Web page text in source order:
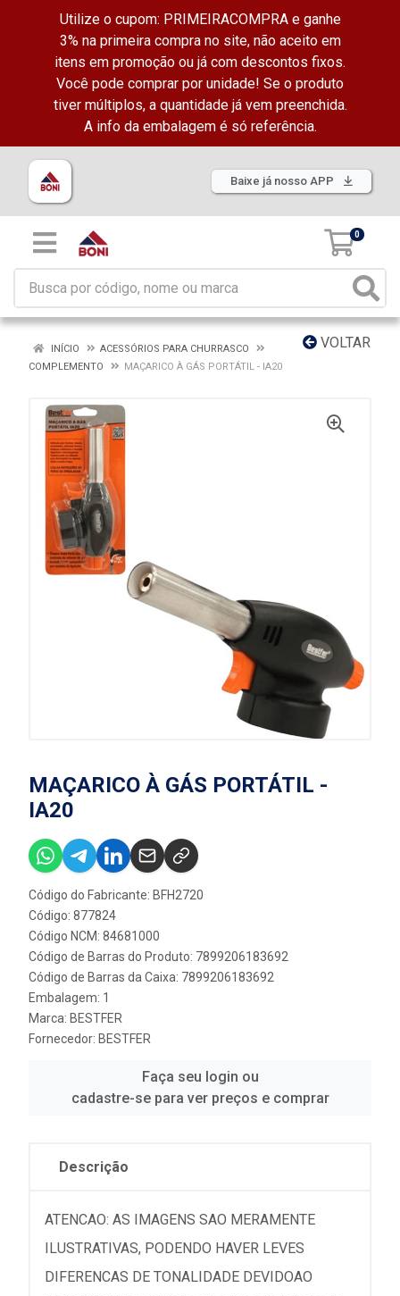
Utilize o cupom: PRIMEIRACOMPRA e ganhe
3% na primeira compra no site, não aceito em
itens em promoção ou já com descontos fixos.
Você pode comprar por unidade! Se o produto
tiver múltiplos, a quantidade já vem preenchida.
A info da embalagem é só referência.
Baixe já nosso APP
0
VOLTAR
INÍCIO
ACESSÓRIOS PARA CHURRASCO
COMPLEMENTO
MAÇARICO À GÁS PORTÁTIL - IA20
MAÇARICO À GÁS PORTÁTIL -
IA20
Código do Fabricante: BFH2720
Código: 877824
Código NCM: 84681000
Código de Barras do Produto: 7899206183692
Código de Barras da Caixa: 7899206183692
Embalagem: 1
Marca: BESTFER
Fornecedor: BESTFER
Faça seu login ou
cadastre-se para ver preços e comprar
Descrição
ATENCAO: AS IMAGENS SAO MERAMENTE
ILUSTRATIVAS, PODENDO HAVER LEVES
DIFERENCAS DE TONALIDADE DEVIDOAO